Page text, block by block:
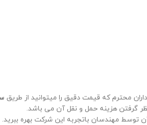
گرفتن هزینه حمل و نقل آن می باشد.
توسط مهندسان باتجربه این شرکت بهره ببرید.